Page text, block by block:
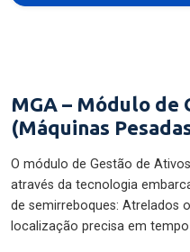
MGA – Módulo de
(Máquinas
O módulo de Gestão de
através da tecnologia
de semirreboques: Atrelados
localização precisa em tempo